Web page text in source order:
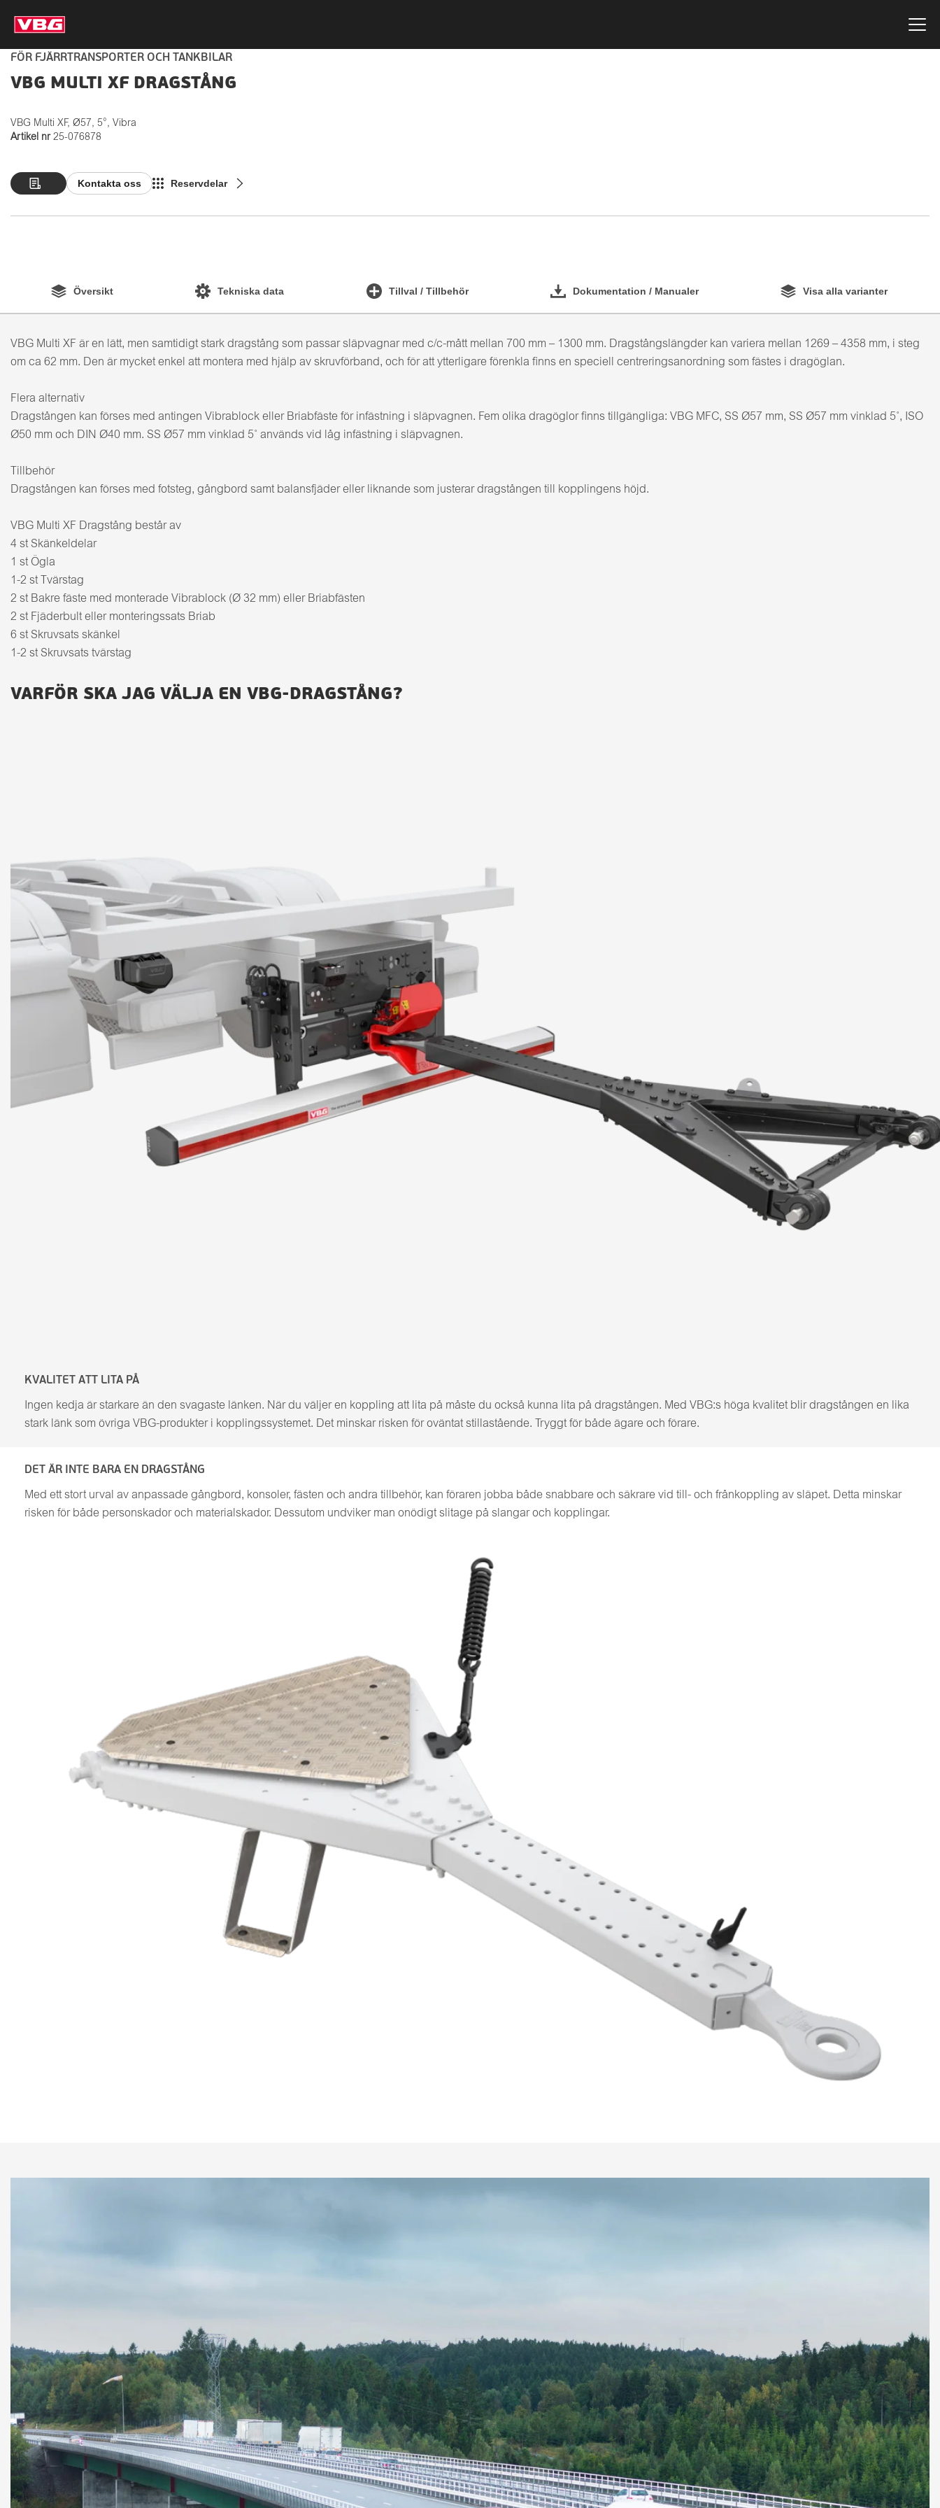
FÖR FJÄRRTRANSPORTER OCH TANKBILAR
VBG MULTI XF DRAGSTÅNG
VBG Multi XF, Ø57, 5°, Vibra
Artikel nr 25-076878
Kontakta oss Reservdelar
Översikt Tekniska data Tillval / Tillbehör Dokumentation / Manualer Visa alla varianter
VBG Multi XF är en lätt, men samtidigt stark dragstång som passar släpvagnar med c/c-mått mellan 700 mm – 1300 mm. Dragstångslängder kan variera mellan 1269 – 4358 mm, i steg
om ca 62 mm. Den är mycket enkel att montera med hjälp av skruvförband, och för att ytterligare förenkla finns en speciell centreringsanordning som fästes i dragöglan.
Flera alternativ
Dragstången kan förses med antingen Vibrablock eller Briabfäste för infästning i släpvagnen. Fem olika dragöglor finns tillgängliga: VBG MFC, SS Ø57 mm, SS Ø57 mm vinklad 5˚, ISO
Ø50 mm och DIN Ø40 mm. SS Ø57 mm vinklad 5˚ används vid låg infästning i släpvagnen.
Tillbehör
Dragstången kan förses med fotsteg, gångbord samt balansfjäder eller liknande som justerar dragstången till kopplingens höjd.
VBG Multi XF Dragstång består av
4 st Skänkeldelar
1 st Ögla
1-2 st Tvärstag
2 st Bakre fäste med monterade Vibrablock (Ø 32 mm) eller Briabfästen
2 st Fjäderbult eller monteringssats Briab
6 st Skruvsats skänkel
1-2 st Skruvsats tvärstag
VARFÖR SKA JAG VÄLJA EN VBG-DRAGSTÅNG?
KVALITET ATT LITA PÅ
Ingen kedja är starkare än den svagaste länken. När du väljer en koppling att lita på måste du också kunna lita på dragstången. Med VBG:s höga kvalitet blir dragstången en lika
stark länk som övriga VBG-produkter i kopplingssystemet. Det minskar risken för oväntat stillastående. Tryggt för både ägare och förare.
DET ÄR INTE BARA EN DRAGSTÅNG
Med ett stort urval av anpassade gångbord, konsoler, fästen och andra tillbehör, kan föraren jobba både snabbare och säkrare vid till- och frånkoppling av släpet. Detta minskar
risken för både personskador och materialskador. Dessutom undviker man onödigt slitage på slangar och kopplingar.